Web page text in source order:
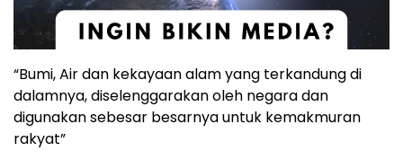
“Bumi, Air dan kekayaan alam yang terkandung di
dalamnya, diselenggarakan oleh negara dan
digunakan sebesar besarnya untuk kemakmuran
rakyat”